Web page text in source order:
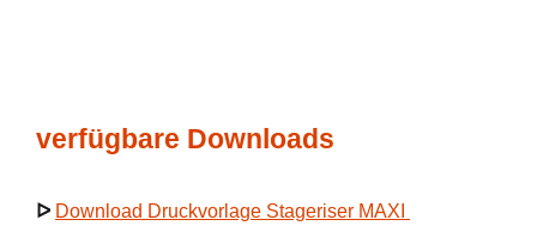
verfügbare Downloads
ᐅ Download Druckvorlage Stageriser MAXI